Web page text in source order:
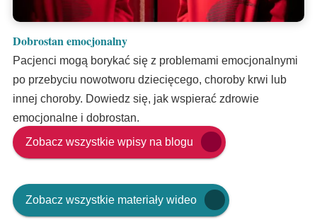
Dobrostan emocjonalny
Pacjenci mogą borykać się z problemami emocjonalnymi
po przebyciu nowotworu dziecięcego, choroby krwi lub
innej choroby. Dowiedz się, jak wspierać zdrowie
emocjonalne i dobrostan.
Zobacz wszystkie wpisy na blogu
Zobacz wszystkie materiały wideo